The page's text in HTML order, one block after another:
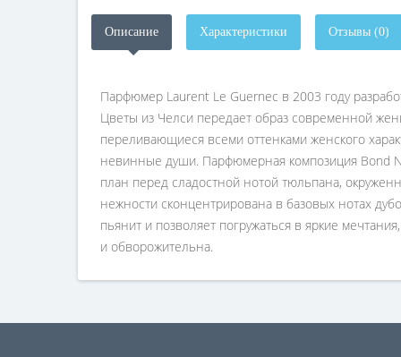
Описание Характеристики Отзывы (0)
Парфюмер Laurent Le Guernec в 2003 году
Цветы из Челси передает образ современной
переливающиеся всеми оттенками женского
невинные души. Парфюмерная композиция Bond
план перед сладостной нотой тюльпана,
нежности сконцентрирована в базовых нотах
пьянит и позволяет погружаться в яркие
и обворожительна.